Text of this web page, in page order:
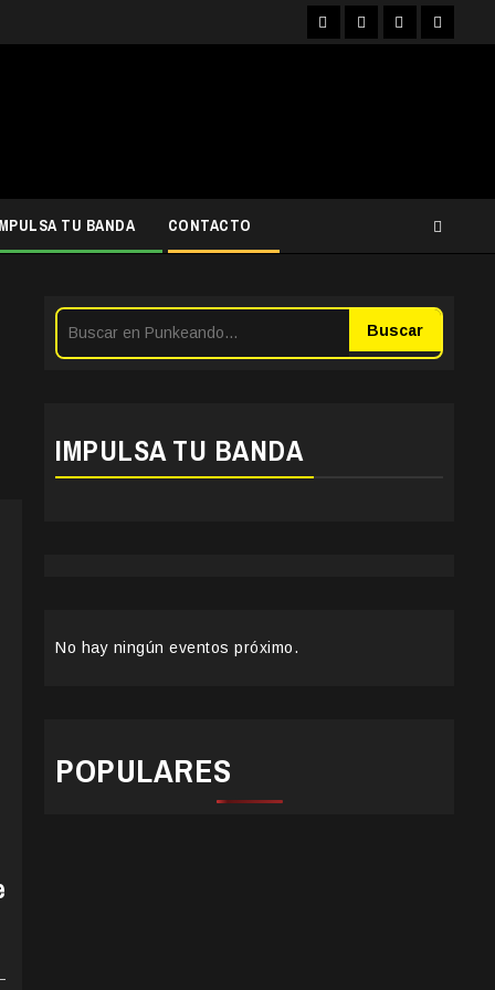
FacebookInstagram
YouTubeTwitter
TU BANDA CONTACTO
Buscar
IMPULSA TU BANDA
No hay ningún eventos próximo.
POPULARES